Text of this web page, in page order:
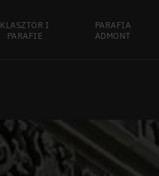
KLASZTOR I
PARAFIE
PARAFIA
ADMONT